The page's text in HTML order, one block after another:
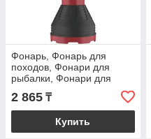
Фонарь, Фонарь для
походов, Фонари для
рыбалки, Фонари для
туризма и кемпинга
2 865 ₸
Купить